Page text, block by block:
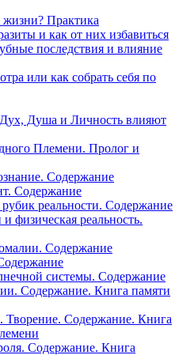
Практика
и как от них избавиться
последствия и влияние
или как собрать себя по
Душа и Личность влияют
Племени. Пролог и
Содержание
Содержание
реальности. Содержание
физическая реальность.
Содержание
системы. Содержание
Содержание. Книга памяти
Творение. Содержание. Книга
Содержание. Книга